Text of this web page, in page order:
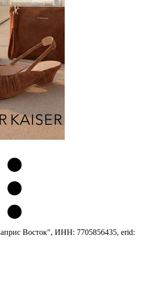
настольного тенниса Little
Интерес японского спортивного
с теннисным клубом
Восток", ИНН: 7705856435, erid: